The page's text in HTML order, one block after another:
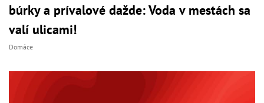
búrky a prívalové dažde: Voda v mestách sa
valí ulicami!
Domáce